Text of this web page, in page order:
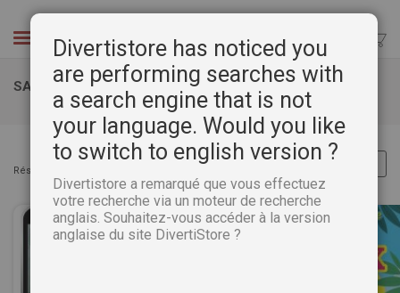
Chercher
SANTÉ
Résultats :
Divertistore has noticed you
are performing searches with
a search engine that is not
your language. Would you like
to switch to english version ?
Divertistore a remarqué que vous effectuez
votre recherche via un moteur de recherche
anglais. Souhaitez-vous accéder à la version
anglaise du site DivertiStore ?